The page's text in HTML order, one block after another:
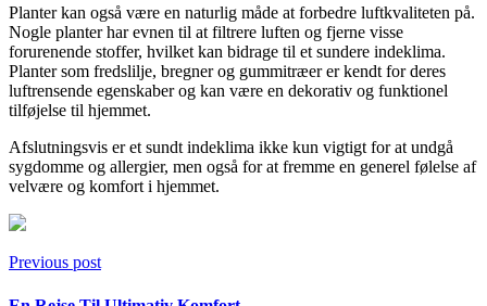
Planter kan også være en naturlig måde at forbedre luftkvaliteten på.
Nogle planter har evnen til at filtrere luften og fjerne visse
forurenende stoffer, hvilket kan bidrage til et sundere indeklima.
Planter som fredslilje, bregner og gummitræer er kendt for deres
luftrensende egenskaber og kan være en dekorativ og funktionel
tilføjelse til hjemmet.
Afslutningsvis er et sundt indeklima ikke kun vigtigt for at undgå
sygdomme og allergier, men også for at fremme en generel følelse af
velvære og komfort i hjemmet.
Previous post